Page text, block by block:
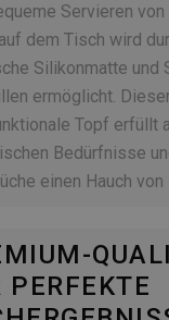
Servieren
dem Tisch wird
Silikonmatte und
ermöglicht.
Topf erfüllt
Bedürfnisse
einen Hauch von
PERFEKTE